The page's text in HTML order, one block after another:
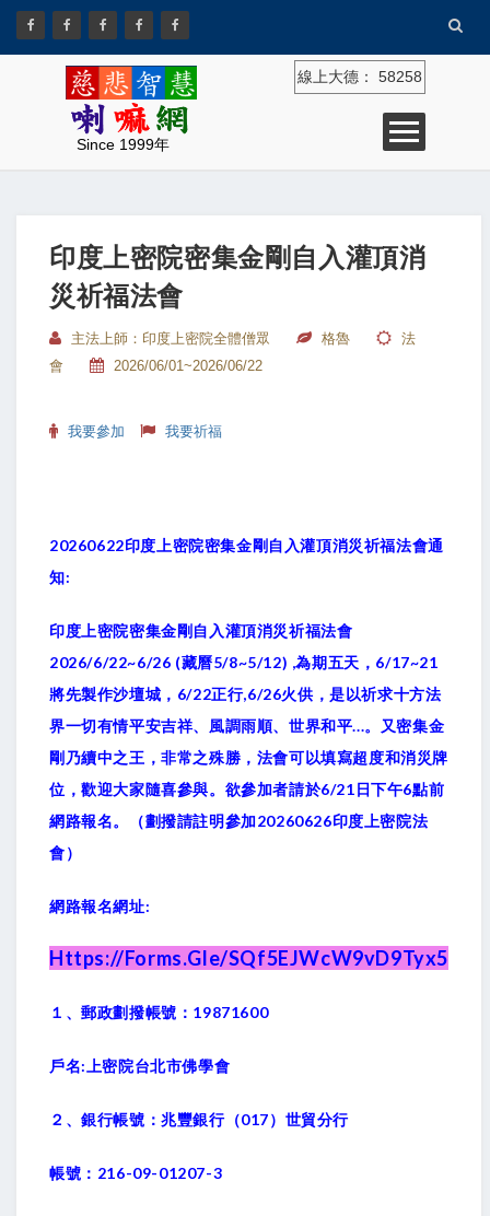
Since 1999年
線上大德： 58258
印度上密院密集金剛自入灌頂消
災祈福法會
主法上師：印度上密院全體僧眾 格魯
法
會
2026/06/01~2026/06/22
我要參加 我要祈福
20260622印度上密院密集金剛自入灌頂消災祈福法會通
知:
印度上密院密集金剛自入灌頂消災祈福法會
2026/6/22~6/26 (藏曆5/8~5/12) ,為期五天，6/17~21
將先製作沙壇城，6/22正行,6/26火供，是以祈求十方法
界一切有情平安吉祥、風調雨順、世界和平...。又密集金
剛乃續中之王，非常之殊勝，法會可以填寫超度和消災牌
位，歡迎大家隨喜參與。欲參加者請於6/21日下午6點前
網路報名。（劃撥請註明參加20260626印度上密院法
會）
網路報名網址:
Https://forms.gle/sQf5EJWcW9vD9Tyx5
１、郵政劃撥帳號：19871600
戶名:上密院台北市佛學會
２、銀行帳號：兆豐銀行（017）世貿分行
帳號：216-09-01207-3